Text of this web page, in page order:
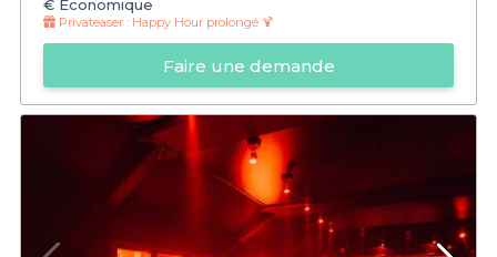
€ Économique
Privateaser : Happy Hour prolongé 🍹
Faire une demande